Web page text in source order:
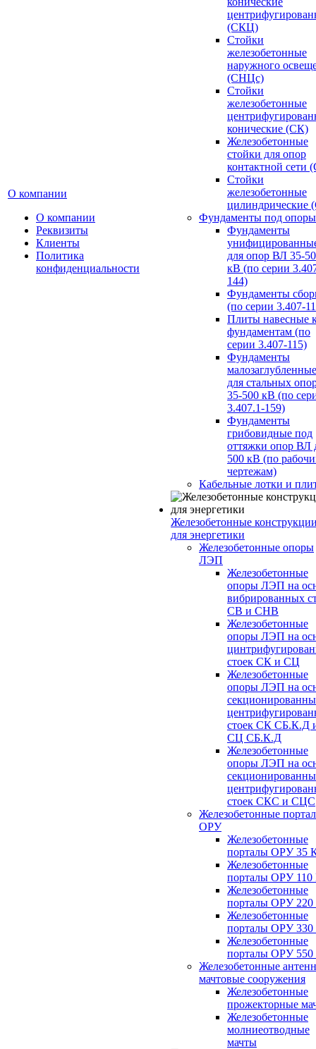
О компании
О компании
Реквизиты
Клиенты
Политика
конфиденциальности
(СКЦ)
Стойки
железобетонные
наружного
(СНЦс)
Стойки
железобетонные
конические (СК)
Железобетонные
стойки для опор
контактной сети
Стойки
железобетонные
цилиндрические
Фундаменты под опоры
Фундаменты
для опор ВЛ 35-
кВ (по серии
144)
Фундаменты
(по серии 3.407-
Плиты навесные
фундаментам (по
серии 3.407-115)
Фундаменты
малозаглубленные
для стальных
35-500 кВ (по
3.407.1-159)
Фундаменты
грибовидные под
оттяжки опор ВЛ
500 кВ (по
чертежам)
Кабельные лотки и
Железобетонные
для энергетики
Железобетонные опоры
ЛЭП
Железобетонные
опоры ЛЭП на
вибрированных
СВ и СНВ
Железобетонные
опоры ЛЭП на
стоек СК и СЦ
Железобетонные
опоры ЛЭП на
стоек СК СБ.К.Д
СЦ СБ.К.Д
Железобетонные
опоры ЛЭП на
стоек СКС и СЦС
Железобетонные
ОРУ
Железобетонные
порталы ОРУ 35
Железобетонные
порталы ОРУ
Железобетонные
порталы ОРУ
Железобетонные
порталы ОРУ
Железобетонные
порталы ОРУ
Железобетонные
мачтовые сооружения
Железобетонные
прожекторные
Железобетонные
молниеотводные
мачты